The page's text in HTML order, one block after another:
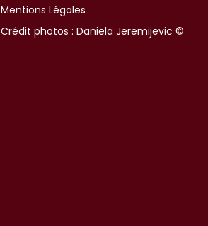
Mentions Légales
Crédit photos : Daniela Jeremijevic ©​